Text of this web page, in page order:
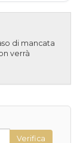
di mancata
verrà